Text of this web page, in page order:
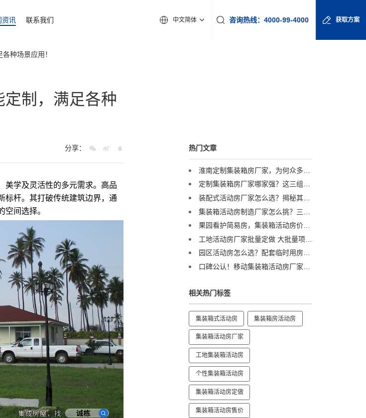
资讯 联系我们 中文简体 咨询热线：4000-99-4000 获取方案
种场景应用！
制，满足各种
分享：
美学及灵活性的多元需求。高品
标杆。其打破传统建筑边界，通
间选择。
热门文章
定制集装箱房厂家哪家强？这三组数据揭示行业标杆
园区活动房怎么选？配套临时用房实用推荐，看这篇就够了！
相关热门标签
集装箱式活动房 集装箱房活动房
集装箱活动房厂家
工地集装箱活动房
个性集装箱活动房
集装箱活动房定做
集装箱活动房售价